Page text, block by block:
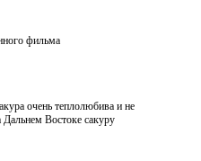
фильма
очень теплолюбива и не
Востоке сакуру